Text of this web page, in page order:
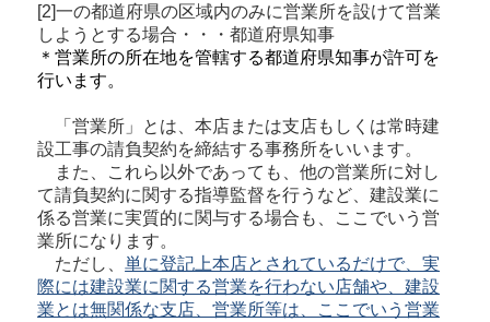
[2]一の都道府県の区域内のみに営業所を設けて営業
しようとする場合・・・都道府県知事
＊営業所の所在地を管轄する都道府県知事が許可を
行います。
「営業所」とは、本店または支店もしくは常時建
設工事の請負契約を締結する事務所をいいます。
また、これら以外であっても、他の営業所に対し
て請負契約に関する指導監督を行うなど、建設業に
係る営業に実質的に関与する場合も、ここでいう営
業所になります。
ただし、単に登記上本店とされているだけで、実
際には建設業に関する営業を行わない店舗や、建設
業とは無関係な支店、営業所等は、ここでいう営業